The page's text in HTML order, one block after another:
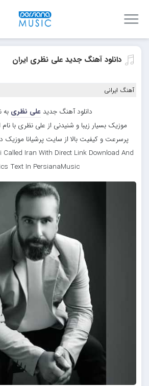
دانلود آهنگ جدید علی نظری ایران
آهنگ ایرانی
دانلود آهنگ جدیدعلی نظری به
موزیک بسیار زیبا و شنیدنی از علی نظری با
پرسرعت و کیفیت بالا از سایت پرشیانا موزیک
Called Iran With Direct Link Download And
Text In PersianaMusic